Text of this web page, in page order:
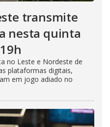
transmite
nesta quinta
no Leste e Nordeste de
plataformas digitais,
em jogo adiado no